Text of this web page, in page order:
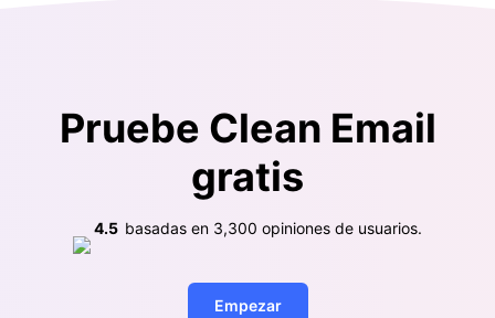
Pruebe Clean Email
gratis
4.5 basadas en 3,300 opiniones de usuarios.
Empezar